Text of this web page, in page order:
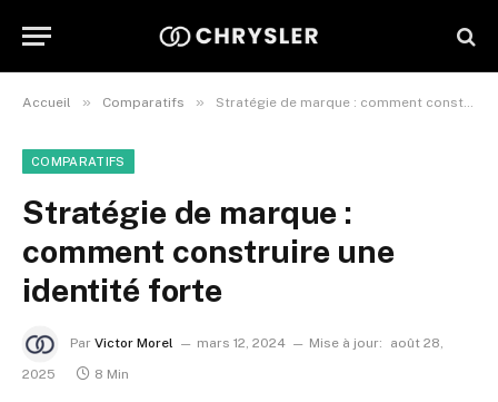
Accueil » Comparatifs » Stratégie de marque : comment construire une identité forte
COMPARATIFS
Stratégie de marque :
comment construire une
identité forte
Par Victor Morel mars 12, 2024 Mise à jour:
août 28,
2025
8 Min